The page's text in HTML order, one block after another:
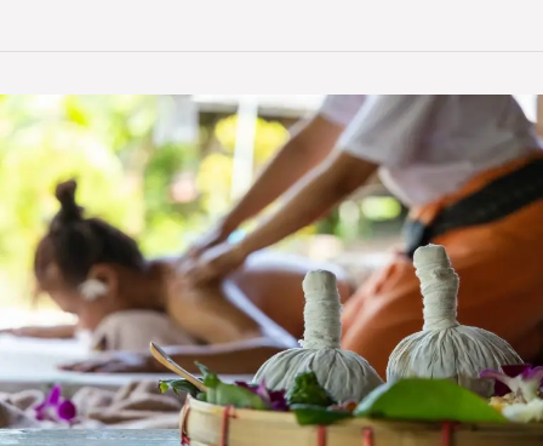
¿Conoces
el
masaje
tailandés
Luk
Pra
Kob?